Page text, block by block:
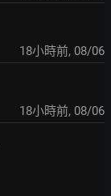
18小時前, 08/06
18小時前, 08/06